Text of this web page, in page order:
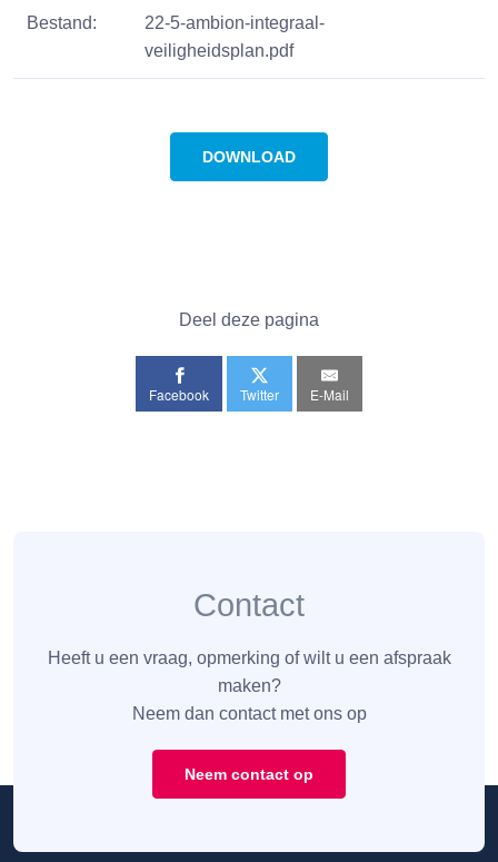
Bestand:
22-5-ambion-integraal-
veiligheidsplan.pdf
DOWNLOAD
Deel deze pagina
Facebook Twitter E-Mail
Contact
Heeft u een vraag, opmerking of wilt u een afspraak
maken?
Neem dan contact met ons op
Neem contact op